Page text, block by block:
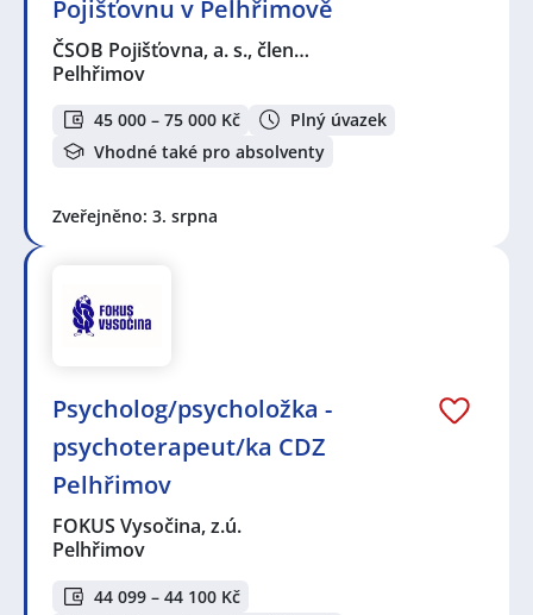
Pojišťovnu v Pelhřimově
ČSOB Pojišťovna, a. s., člen…
Pelhřimov
45 000 – 75 000 Kč
Plný úvazek
Vhodné také pro absolventy
Zveřejněno: 3. srpna
Psycholog/psycholožka -
psychoterapeut/ka CDZ
Pelhřimov
FOKUS Vysočina, z.ú.
Pelhřimov
44 099 – 44 100 Kč